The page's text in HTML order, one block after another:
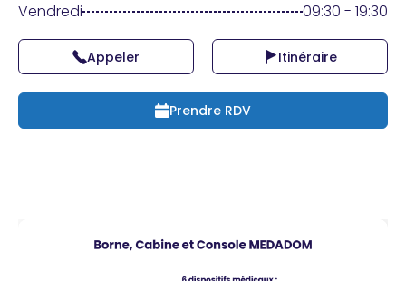
Vendredi
09:30 - 19:30
Appeler Itinéraire
Prendre RDV